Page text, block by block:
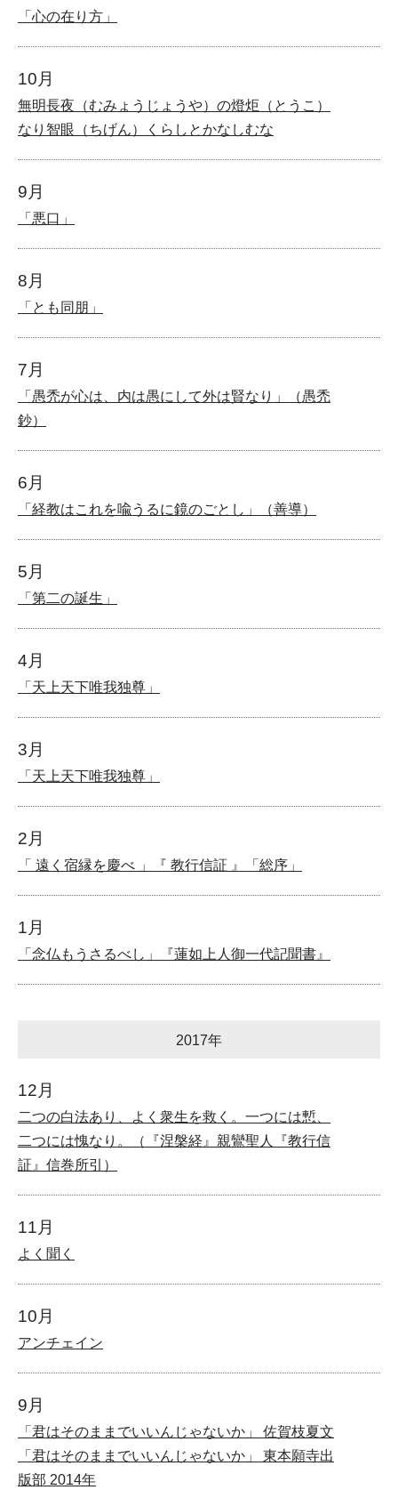
「心の在り方」
10月
無明長夜（むみょうじょうや）の燈炬（とうこ）
なり智眼（ちげん）くらしとかなしむな
9月
「悪口」
8月
「とも同朋」
7月
「愚禿が心は、内は愚にして外は賢なり」（愚禿
鈔）
6月
「経教はこれを喩うるに鏡のごとし」（善導）
5月
「第二の誕生」
4月
「天上天下唯我独尊」
3月
「天上天下唯我独尊」
2月
「 遠く宿縁を慶べ 」『 教行信証 』「総序」
1月
「念仏もうさるべし」『蓮如上人御一代記聞書』
2017年
12月
二つの白法あり、よく衆生を救く。一つには慙、
二つには愧なり。（『涅槃経』親鸞聖人『教行信
証』信巻所引）
11月
よく聞く
10月
アンチェイン
9月
「君はそのままでいいんじゃないか」 佐賀枝夏文
「君はそのままでいいんじゃないか」 東本願寺出
版部 2014年